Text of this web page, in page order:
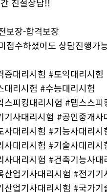
보장-합격보장
접수하셨어도 상담진행가
증대리시험 #토익대리시험
대리시험 #수능대리시험
스피킹대리시험 #텝스스피
기사대리시험 #공인중개사
사대리시험 #기능사대리시
사대리시험 #기술사대리시
사대리시험 #건축기능사대
산업기사대리시험 #전기기
산업기사대리시험 #국가기